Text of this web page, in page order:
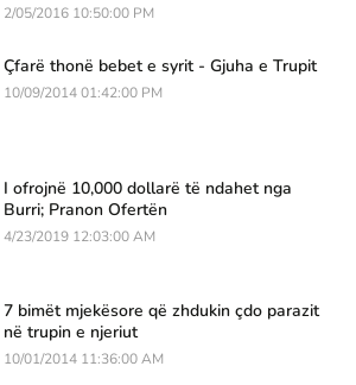
2/05/2016 10:50:00 PM
Çfarë thonë bebet e syrit - Gjuha e Trupit
10/09/2014 01:42:00 PM
I ofrojnë 10,000 dollarë të ndahet nga
Burri; Pranon Ofertën
4/23/2019 12:03:00 AM
7 bimët mjekësore që zhdukin çdo parazit
në trupin e njeriut
10/01/2014 11:36:00 AM